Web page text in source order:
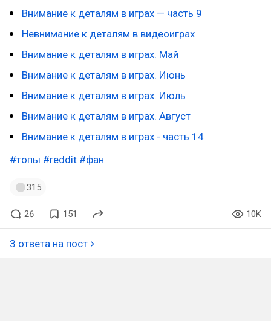
Внимание к деталям в играх — часть 9
Невнимание к деталям в видеоиграх
Внимание к деталям в играх. Май
Внимание к деталям в играх. Июнь
Внимание к деталям в играх. Июль
Внимание к деталям в играх. Август
Внимание к деталям в играх - часть 14
#топы #reddit #фан
315
26 151 10K
3 ответа на пост